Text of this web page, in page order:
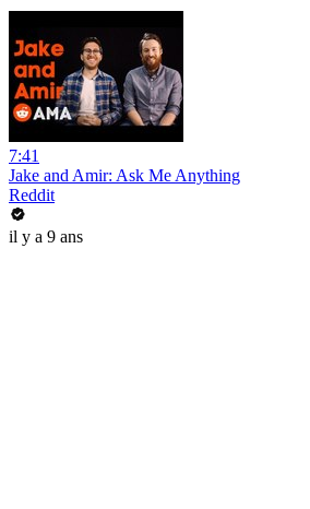
7:41
Jake and Amir: Ask Me Anything
Reddit
il y a 9 ans